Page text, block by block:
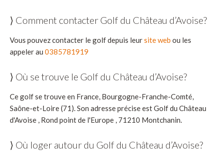
⟩ Comment contacter Golf du Château d’Avoise?
Vous pouvez contacter le golf depuis leursite web ou les
appeler au 0385781919
⟩ Où se trouve le Golf du Château d’Avoise?
Ce golf se trouve en France, Bourgogne-Franche-Comté,
Saône-et-Loire (71). Son adresse précise est Golf du Château
d'Avoise , Rond point de l'Europe , 71210 Montchanin.
⟩ Où loger autour du Golf du Château d’Avoise?